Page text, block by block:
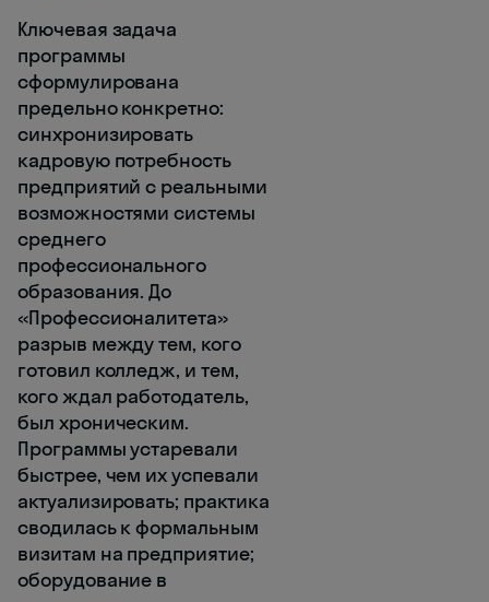
Ключевая задача
программы
сформулирована
предельно конкретно:
синхронизировать
кадровую потребность
предприятий с реальными
возможностями системы
среднего
профессионального
образования. До
«Профессионалитета»
разрыв между тем, кого
готовил колледж, и тем,
кого ждал работодатель,
был хроническим.
Программы устаревали
быстрее, чем их успевали
актуализировать; практика
сводилась к формальным
визитам на предприятие;
оборудование в